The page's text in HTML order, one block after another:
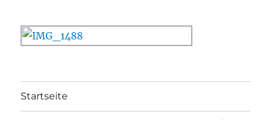
Startseite